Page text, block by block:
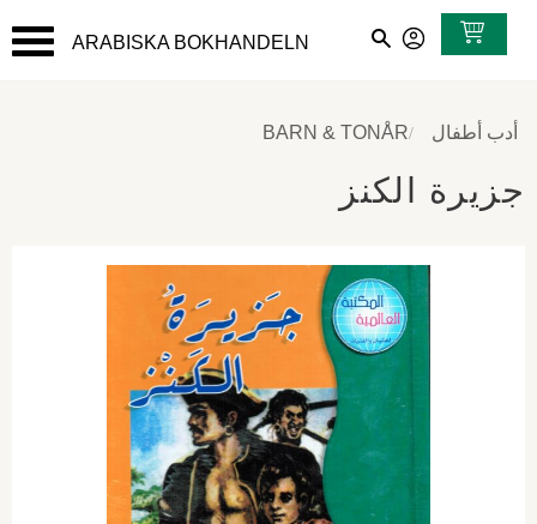
القائمة
ARABISKA BOKHANDELN
أدب أطفال BARN & TONÅR
جزيرة الكنز